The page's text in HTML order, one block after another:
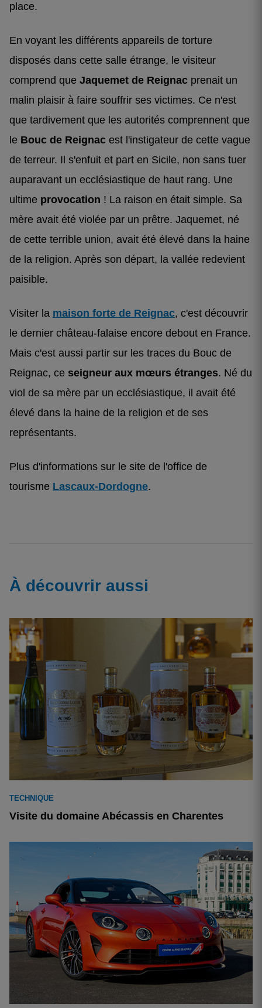
place.
En voyant les différents appareils de torture
disposés dans cette salle étrange, le visiteur
comprend que Jaquemet de Reignac prenait un
malin plaisir à faire souffrir ses victimes. Ce n'est
que tardivement que les autorités comprennent que
le Bouc de Reignac est l'instigateur de cette vague
de terreur. Il s'enfuit et part en Sicile, non sans tuer
auparavant un ecclésiastique de haut rang. Une
ultime provocation ! La raison en était simple. Sa
mère avait été violée par un prêtre. Jaquemet, né
de cette terrible union, avait été élevé dans la haine
de la religion. Après son départ, la vallée redevient
paisible.
Visiter la maison forte de Reignac, c'est découvrir
le dernier château-falaise encore debout en France.
Mais c'est aussi partir sur les traces du Bouc de
Reignac, ce seigneur aux mœurs étranges. Né du
viol de sa mère par un ecclésiastique, il avait été
élevé dans la haine de la religion et de ses
représentants.
Plus d'informations sur le site de l'office de
tourisme Lascaux-Dordogne.
À découvrir aussi
TECHNIQUE
Visite du domaine Abécassis en Charentes